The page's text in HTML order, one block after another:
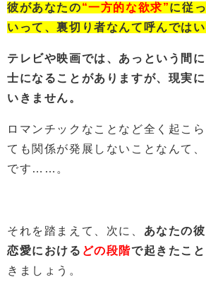
彼があなたの“一方的な欲求”に従
いって、裏切り者なんて呼んではい
テレビや映画では、あっという間
士になることがありますが、現実
いきません。
ロマンチックなことなど全く起こ
ても関係が発展しないことなんて
です……。
それを踏まえて、次に、 あなたの
恋愛における どの段階で起きたこ
きましょう。